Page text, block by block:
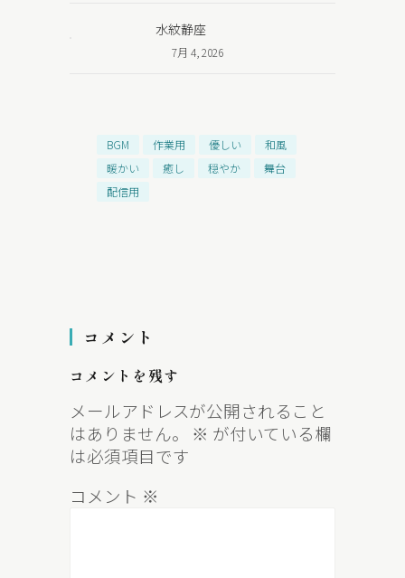
水紋静座
7月 4, 2026
BGM 作業用 優しい
和風
暖かい
癒し 穏やか
舞台
配信用
コメント
コメントを残す
メールアドレスが公開されること
はありません。
※ が付いている欄
は必須項目です
コメント ※